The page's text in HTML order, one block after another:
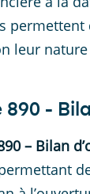
permettent
leur
890 -
– Bilan